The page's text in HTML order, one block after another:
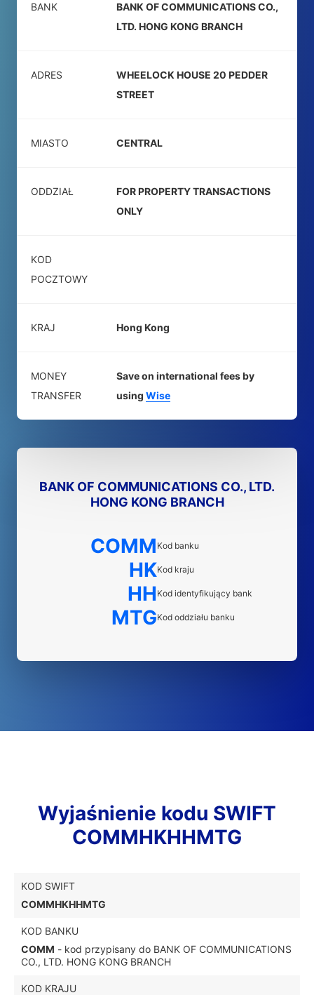
BANK
BANK OF COMMUNICATIONS CO.,
LTD. HONG KONG BRANCH
ADRES
WHEELOCK HOUSE 20 PEDDER
STREET
MIASTO CENTRAL
ODDZIAŁ
FOR PROPERTY TRANSACTIONS
ONLY
KOD
POCZTOWY
KRAJ Hong Kong
MONEY
TRANSFER
Save on international fees by
using Wise
BANK OF COMMUNICATIONS CO., LTD.
HONG KONG BRANCH
COMM Kod banku
HKKod kraju
HHKod identyfikujący bank
MTGKod oddziału banku
Wyjaśnienie kodu SWIFT
COMMHKHHMTG
KOD SWIFT
COMMHKHHMTG
KOD BANKU
COMM - kod przypisany do BANK OF COMMUNICATIONS
CO., LTD. HONG KONG BRANCH
KOD KRAJU